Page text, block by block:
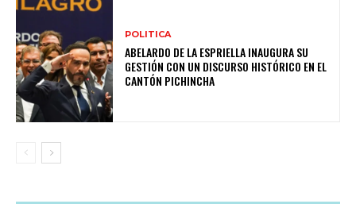
POLITICA
ABELARDO DE LA ESPRIELLA INAUGURA SU
GESTIÓN CON UN DISCURSO HISTÓRICO EN EL
CANTÓN PICHINCHA